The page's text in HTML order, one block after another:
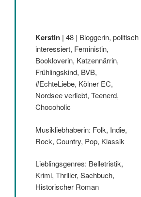
Kerstin | 48 | Bloggerin, politisch
interessiert, Feministin,
Bookloverin, Katzennärrin,
Frühlingskind, BVB,
#EchteLiebe, Kölner EC,
Nordsee verliebt, Teenerd,
Chocoholic
Musikliebhaberin: Folk, Indie,
Rock, Country, Pop, Klassik
Lieblingsgenres: Belletristik,
Krimi, Thriller, Sachbuch,
Historischer Roman